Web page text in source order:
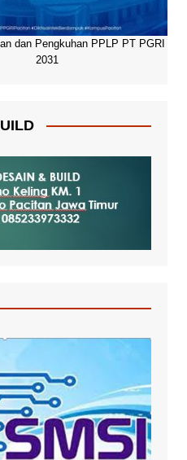
dan Pengkuhan PPLP PT PGRI
2031